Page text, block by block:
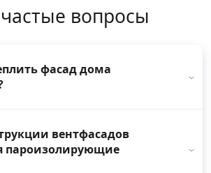
частые вопросы
фасад дома
вентфасадов
пароизолирующие